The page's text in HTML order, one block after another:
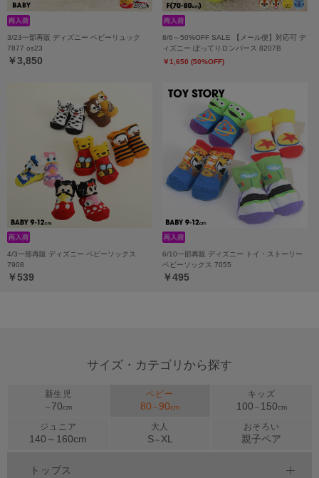
3/23一部再販 ディズニー ベビーリュック
7877 os23
￥3,850
8/6～50%OFF SALE 【メール便】対応可 デ
ィズニー ぽってりロンパース 8207B
￥1,650 (50%OFF)
4/3一部再販 ディズニー ベビーソックス
7908
￥539
6/10一部再販 ディズニー トイ・ストーリー
ベビーソックス 7055
￥495
サイズ・カテゴリから探す
新生児
～ 70cm
ベビー
80 ～90cm
キッズ
100 ～ 150cm
ジュニア
140～ 160cm
大人
S～ XL
おそろい
親子ペア
トップス